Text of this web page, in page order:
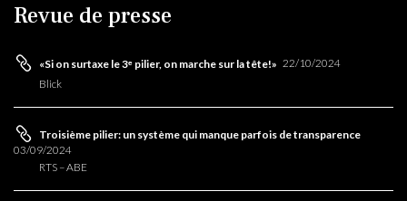
Revue de presse
«Si on surtaxe le 3ᵉ pilier, on marche sur la tête!» 22/10/2024
Blick
Troisième pilier: un système qui manque parfois de transparence
03/09/2024
RTS – ABE